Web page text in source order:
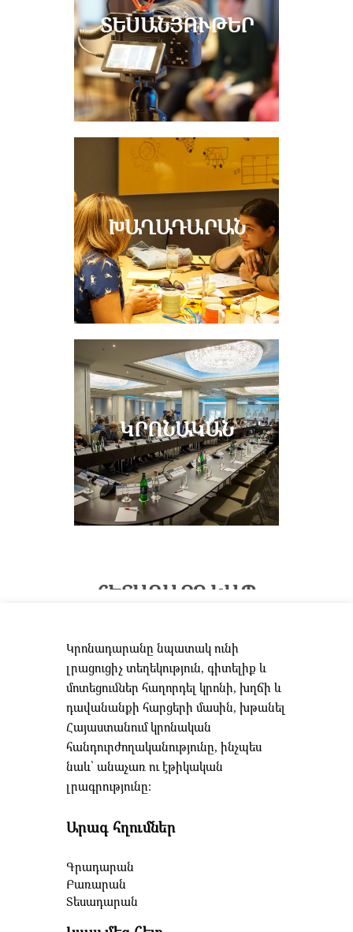
ՏԵՍԱՆՅՈՒԹԵՐ
ԽԱՂԱԴԱՐԱՆ
ԿՐՈՆԱԿԱՆ
ՀԵՏԱԴԱՐՁ ԿԱՊ
Կրոնադարանը նպատակ ունի
լրացուցիչ տեղեկություն, գիտելիք և
մոտեցումներ հաղորդել կրոնի, խղճի և
դավանանքի հարցերի մասին, խթանել
Հայաստանում կրոնական
հանդուրժողականությունը, ինչպես
նաև՝ անաչառ ու էթիկական
լրագրությունը։
Արագ հղումներ
Գրադարան
Բառարան
Տեսադարան